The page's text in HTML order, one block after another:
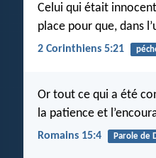
Celui qui était
place pour que, dans
2 Corinthiens 5:21
Or tout ce qui a été
la patience et
Romains 15:4 Parole de